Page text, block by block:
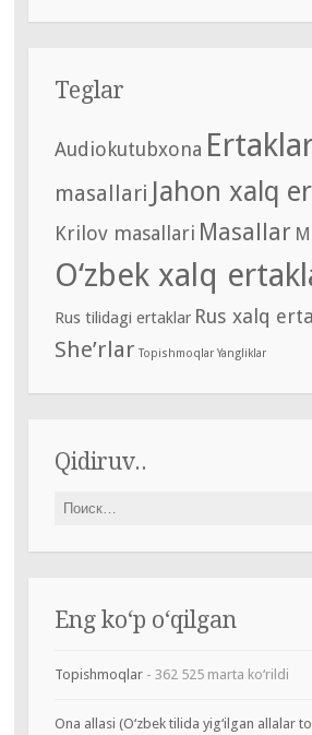
Teglar
Audiokutubxona
masallari Jahon xalq
Krilov masallari Masallar
O‘zbek xalq
Rus tilidagi ertaklar Rus xalq
She’rlar Topishmoqlar Yangliklar
Qidiruv..
Найти:
Eng ko‘p o‘qilgan
Topishmoqlar- 362 525 marta ko‘rildi
Ona allasi (O‘zbek tilida yig‘ilgan allalar